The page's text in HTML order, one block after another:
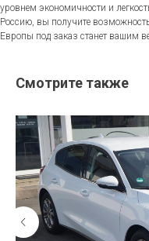
уровнем экономичности и
Россию, вы получите
Европы под заказ станет вашим
Смотрите также